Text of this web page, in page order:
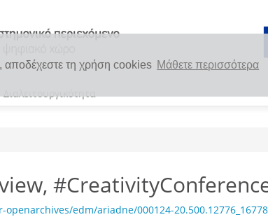
, αποδέχεστε τη χρήση cookies Μάθετε περισσότερα
Διαλειτουργικότητα
edm/ariadne/000124-20.500.12776_16778